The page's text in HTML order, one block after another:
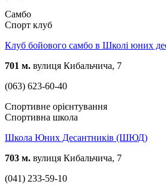
Самбо
Спорт клуб
Клуб бойового самбо в Школі юних
701 м. вулиця Кибальчича, 7
(063) 623-60-40
Спортивне орієнтування
Спортивна школа
Школа Юних Десантників (ШЮД)
703 м. вулиця Кибальчича, 7
(041) 233-59-10